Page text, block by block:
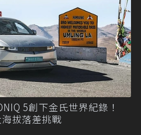
5創下金氏世界紀錄！
拔落差挑戰